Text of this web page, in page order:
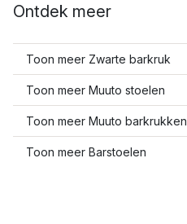
Ontdek meer
Toon meer Zwarte barkruk
Toon meer Muuto stoelen
Toon meer Muuto barkrukken
Toon meer Barstoelen